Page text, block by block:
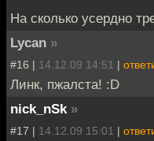
На сколько усердно
Lycan »
#16 | 14.12.09 14:51 |
Линк, пжалста! :D
nick_nSk »
#17 | 14.12.09 15:01 |